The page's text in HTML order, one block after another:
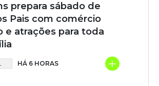
prepara sábado de
Pais com comércio
e atrações para toda
HÁ 6 HORAS +